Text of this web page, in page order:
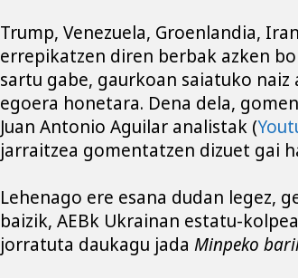
Trump, Venezuela, Groenlandia,
errepikatzen diren berbak azken
sartu gabe, gaurkoan saiatuko
egoera honetara. Dena dela,
Juan Antonio Aguilar analistak (
jarraitzea gomentatzen dizuet gai
Lehenago ere esana dudan legez,
baizik, AEBk Ukrainan estatu-
jorratuta daukagu jada Minpeko